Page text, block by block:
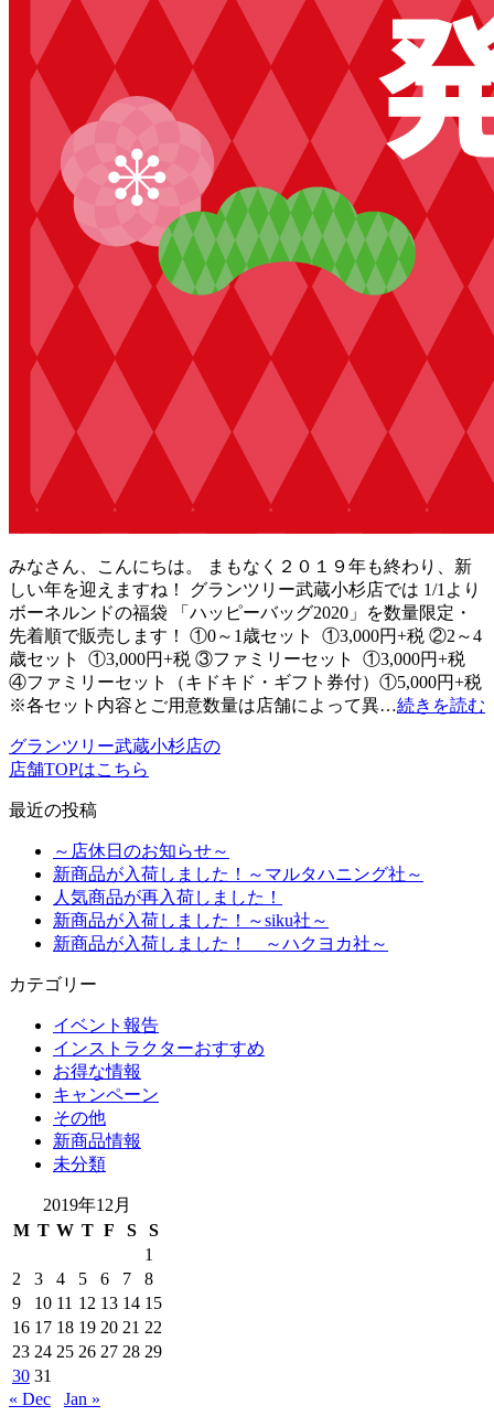
みなさん、こんにちは。 まもなく２０１９年も終わり、新
しい年を迎えますね！ グランツリー武蔵小杉店では 1/1より
ボーネルンドの福袋 「ハッピーバッグ2020」を数量限定・
先着順で販売します！ ①0～1歳セット ①3,000円+税 ②2～4
歳セット ①3,000円+税 ③ファミリーセット ①3,000円+税
④ファミリーセット（キドキド・ギフト券付）①5,000円+税
※各セット内容とご用意数量は店舗によって異…続きを読む
グランツリー武蔵小杉店の
店舗TOPはこちら
最近の投稿
～店休日のお知らせ～
新商品が入荷しました！～マルタハニング社～
人気商品が再入荷しました！
新商品が入荷しました！～siku社～
新商品が入荷しました！ ～ハクヨカ社～
カテゴリー
イベント報告
インストラクターおすすめ
お得な情報
キャンペーン
その他
新商品情報
未分類
2019年12月
M T W T F S
S
1
2
3 4 5 6 7
8
9
10 11 12 13 14 15
16 17 18 19 20 21 22
23 24 25 26 27 28 29
30 31
« Dec
Jan »